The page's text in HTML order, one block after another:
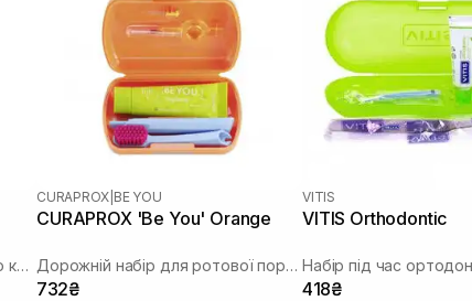
Дитячий флос з кукурудзяного крохмалю
CURAPROX BE YOU
CURAPROX 'Be You' Orange
Дорожній набір для ротової порожнини
732₴
VITIS
VITIS Orthodontic
418₴